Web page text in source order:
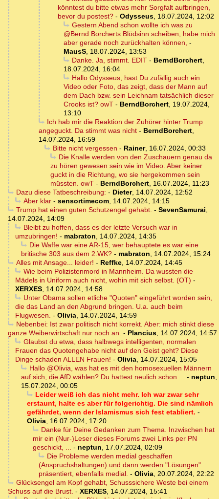
könntest du bitte etwas mehr Sorgfalt aufbringen,
bevor du postest? - Odysseus, 18.07.2024, 12:02
Gestern Abend schon wollte ich was zu
@Bernd Borcherts Blödsinn scheiben, habe mich
aber gerade noch zurückhalten können, -
MausS, 18.07.2024, 13:53
Danke. Ja, stimmt. EDIT- BerndBorchert,
18.07.2024, 16:04
Hallo Odysseus, hast Du zufällig auch ein
Video oder Foto, das zeigt, dass der Mann auf
dem Dach bzw. sein Leichnam tatsächlich dieser
Crooks ist? owT - BerndBorchert, 19.07.2024,
13:10
Ich hab mir die Reaktion der Zuhörer hinter Trump
angeguckt. Da stimmt was nicht - BerndBorchert,
14.07.2024, 16:59
Bitte nicht vergessen - Rainer, 16.07.2024, 00:33
Die Knalle werden von den Zuschauern genau da
zu hören gewesen sein wie im Video. Aber keiner
guckt in die Richtung, wo sie hergekommen sein
müssten. owT - BerndBorchert, 16.07.2024, 11:23
Dazu diese Tatbeschreibung: - Dieter, 14.07.2024, 12:52
Aber klar- sensortimecom, 14.07.2024, 14:15
Trump hat einen guten Schutzengel gehabt. - SevenSamurai,
14.07.2024, 14:09
Bleibt zu hoffen, dass es der letzte Versuch war in
umzubringen! - mabraton, 14.07.2024, 14:35
Die Waffe war eine AR-15, wer behauptete es war eine
britische 303 aus dem 2.WK? - mabraton, 14.07.2024, 15:24
Alles mit Ansage... leider! - Reffke, 14.07.2024, 14:45
Wie beim Polizistenmord in Mannheim. Da wussten die
Mädels in Uniform auch nicht, wohin mit sich selbst. (OT) -
XERXES, 14.07.2024, 14:58
Unter Obama sollen etliche "Quoten" eingeführt worden sein,
die das Land an den Abgrund bringen. U.a. auch beim
Flugwesen. - Olivia, 14.07.2024, 14:59
Nebenbei: Ist zwar politisch nicht korrekt. Aber: mich stinkt diese
ganze Weiberwirtschaft nur noch an. - Plancius, 14.07.2024, 14:57
Glaubst du etwa, dass halbwegs intelligenten, normalen
Frauen das Quotengehabe nicht auf den Geist geht? Diese
Dinge schaden ALLEN Frauen! - Olivia, 14.07.2024, 15:05
Hallo @Olivia, was hat es mit den homosexuellen Männern
auf sich, die AfD wählen? Du hattest neulich schon ... - neptun,
15.07.2024, 00:05
Leider weiß ich das nicht mehr. Ich war zwar sehr
erstaunt, halte es aber für folgerichtig. Die sind nämlich
gefährdet, wenn der Islamismus sich fest etabliert. -
Olivia, 16.07.2024, 17:20
Danke für Deine Gedanken zum Thema. Inzwischen hat
mir ein (Nur-)Leser dieses Forums zwei Links per PN
geschickt, ... - neptun, 17.07.2024, 02:09
Die Probleme werden medial geschaffen
(Anspruchshaltungen) und dann werden "Lösungen"
präsentiert, ebenfalls medial. - Olivia, 20.07.2024, 22:22
Glücksengel am Kopf gehabt, Schusssichere Weste bei einem
Schuss auf die Brust. - XERXES, 14.07.2024, 15:41